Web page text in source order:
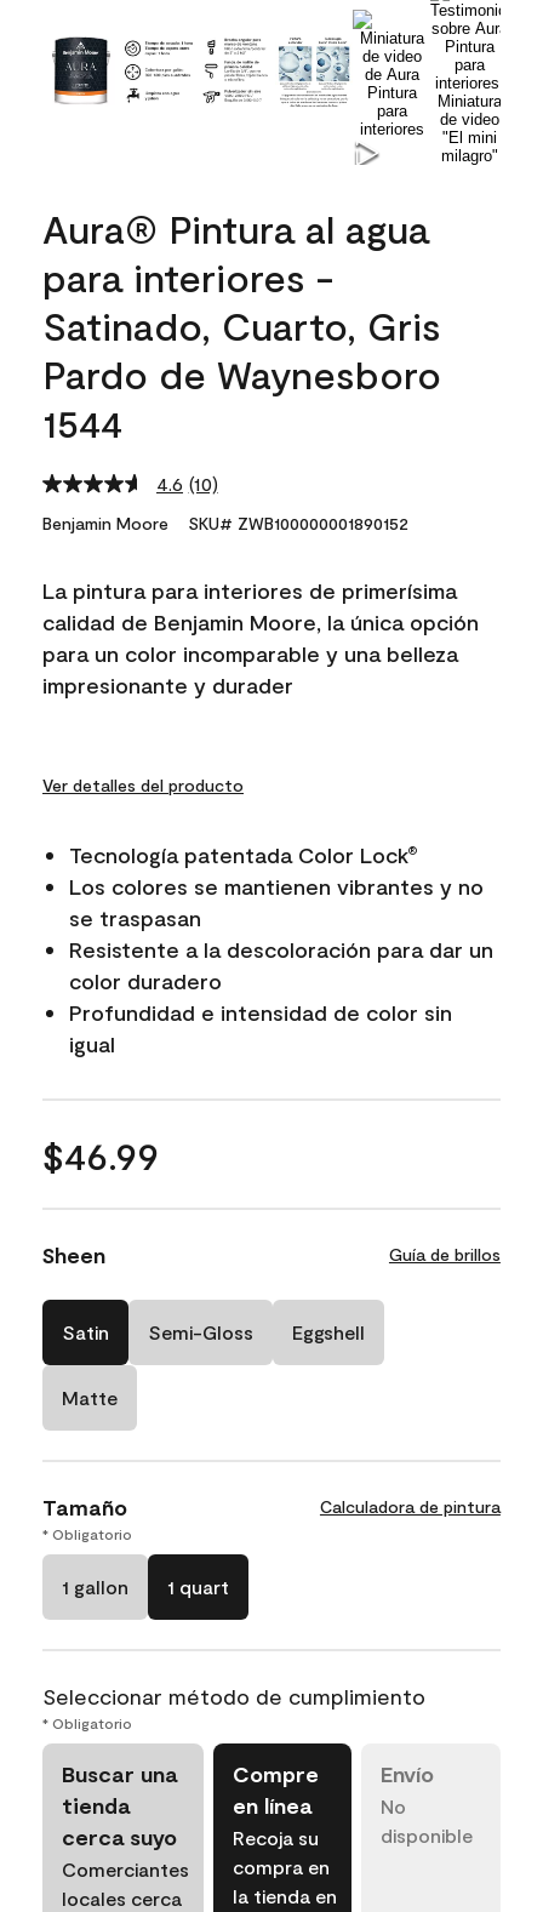
Aura® Pintura al agua
para interiores -
Satinado, Cuarto, Gris
Pardo de Waynesboro
1544
4.6 Read
10
Reviews.
link.
(10)
Benjamin Moore SKU# ZWB100000001890152
La pintura para interiores de primerísima
calidad de Benjamin Moore, la única opción
para un color incomparable y una belleza
impresionante y durader
Ver detalles del producto
Tecnología patentada Color Lock®
Los colores se mantienen vibrantes y no
se traspasan
Resistente a la descoloración para dar un
color duradero
Profundidad e intensidad de color sin
igual
$46.99
Sheen Guía de brillos
Satin Semi-Gloss Eggshell
Matte
Tamaño Calculadora de pintura
* Obligatorio
1 gallon 1 quart
Seleccionar método de cumplimiento
* Obligatorio
Buscar una
tienda
cerca suyo
Comerciantes
locales cerca
Compre
en línea
Recoja su
compra en
la tienda en
Envío
No
disponible